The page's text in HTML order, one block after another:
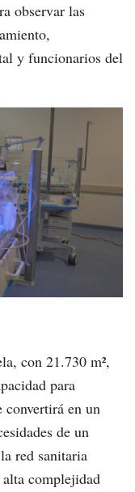
observar las
y funcionarios del
con 21.730 m²,
para
convertirá en un
de un
red sanitaria
complejidad